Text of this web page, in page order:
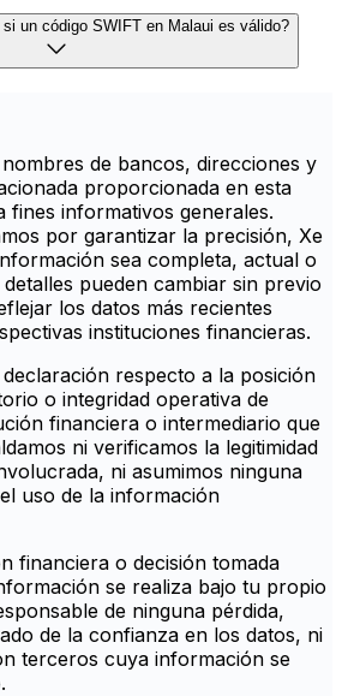
un código SWIFT en Malaui es válido?
de bancos, direcciones y
proporcionada en esta
fines informativos generales.
por garantizar la precisión, Xe
sea completa, actual o
pueden cambiar sin previo
los datos más recientes
instituciones financieras.
respecto a la posición
o integridad operativa de
financiera o intermediario que
ni verificamos la legitimidad
ni asumimos ninguna
uso de la información
financiera o decisión tomada
se realiza bajo tu propio
de ninguna pérdida,
de la confianza en los datos, ni
terceros cuya información se